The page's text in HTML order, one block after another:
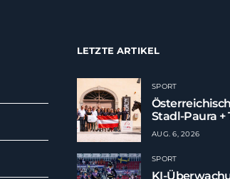
LETZTE ARTIKEL
SPORT
Stadl-Paura
AUG. 6, 2026
SPORT
KI-